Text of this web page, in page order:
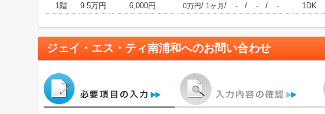
1階
9.5万円 6,000円 0万円/ 1ヶ月 / - / - / - 1DK
ジェイ・エス・ティ南浦和へのお問い合わせ